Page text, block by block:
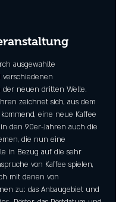
ausgewählte
verschiedenen
der neuen dritten Welle.
zeichnet sich, aus dem
eine neue Kaffee
den 90er-Jahren auch die
die nun eine
in Bezug auf die sehr
von Kaffee spielen,
mit denen von
zu: das Anbaugebiet und